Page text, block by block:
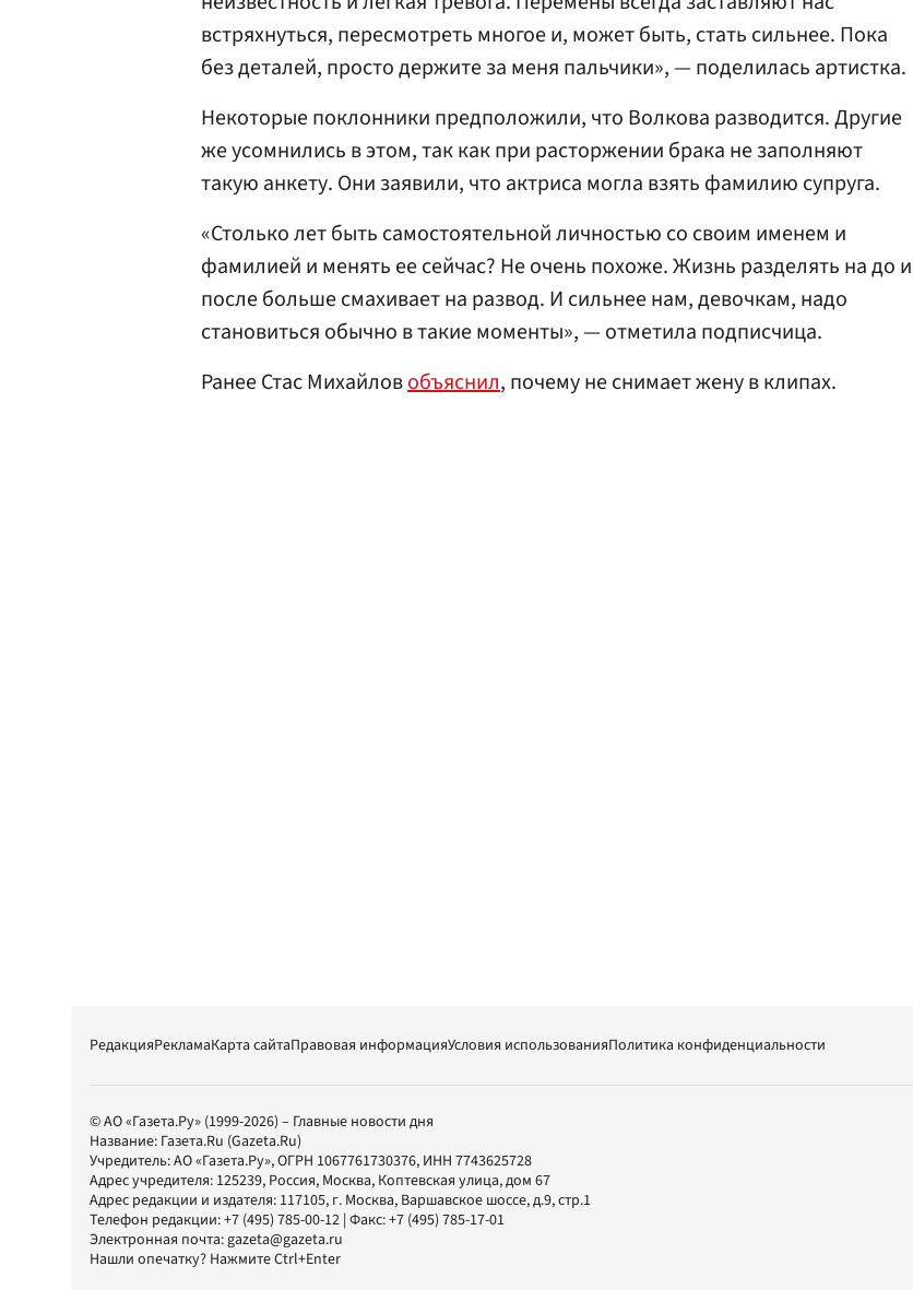
встряхнуться, пересмотреть многое и, может быть, стать сильнее. Пока
без деталей, просто держите за меня пальчики», — поделилась артистка.
Некоторые поклонники предположили, что Волкова разводится. Другие
же усомнились в этом, так как при расторжении брака не заполняют
такую анкету. Они заявили, что актриса могла взять фамилию супруга.
«Столько лет быть самостоятельной личностью со своим именем и
фамилией и менять ее сейчас? Не очень похоже. Жизнь разделять на до и
после больше смахивает на развод. И сильнее нам, девочкам, надо
становиться обычно в такие моменты», — отметила подписчица.
Ранее Стас Михайловобъяснил, почему не снимает жену в клипах.
РедакцияРекламаКарта сайтаПравовая информацияУсловия использованияПолитика конфиденциальности
© АО «Газета.Ру» (1999-2026) – Главные новости дня
Название: Газета.Ru (Gazeta.Ru)
Учредитель:АО «Газета.Ру», ОГРН 1067761730376, ИНН 7743625728
Адрес учредителя: 125239, Россия, Москва, Коптевская улица, дом 67
Адрес редакции и издателя: 117105, г. Москва, Варшавское шоссе, д.9, стр.1
Телефон редакции:+7 (495) 785-00-12 | Факс:+7 (495) 785-17-01
Электронная почта:gazeta@gazeta.ru
Нашли опечатку? Нажмите Ctrl+Enter